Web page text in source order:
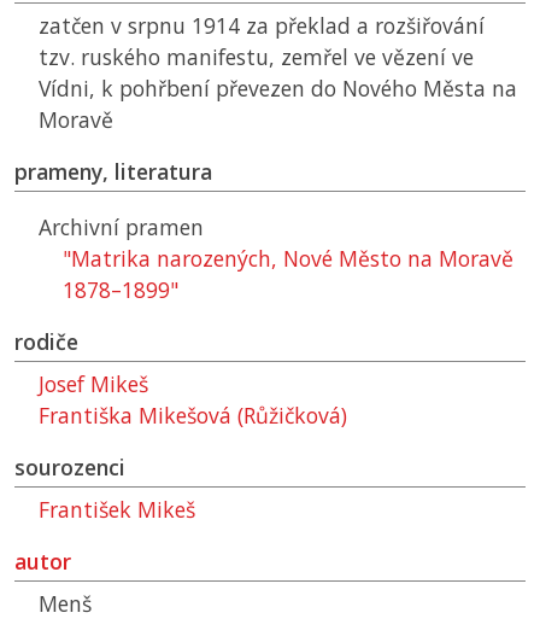
zatčen v srpnu 1914 za překlad a rozšiřování
tzv. ruského manifestu, zemřel ve vězení ve
Vídni, k pohřbení převezen do Nového Města na
Moravě
prameny, literatura
Archivní pramen
"Matrika narozených, Nové Město na Moravě
1878–1899"
rodiče
Josef Mikeš
Františka Mikešová (Růžičková)
sourozenci
František Mikeš
autor
Menš